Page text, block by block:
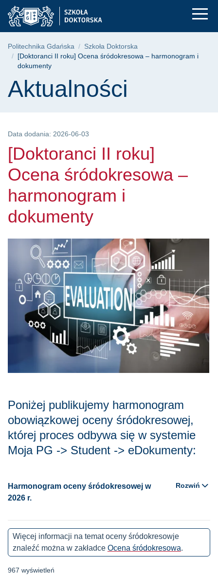
Przejdź
do
menu
Przejdź
do
wyszukiwarki
Przejdź
do
treści
[Doktoranci II roku]
Ścieżka nawigacyjna
Politechnika Gdańska
Szkoła Doktorska
[Doktoranci II roku] Ocena śródokresowa – harmonogram i
dokumenty
Treść strony
Aktualności
Data dodania: 2026-06-03
[Doktoranci II roku]
Ocena śródokresowa –
harmonogram i
dokumenty
Poniżej publikujemy harmonogram
obowiązkowej oceny śródokresowej,
której proces odbywa się w systemie
Moja PG -> Student -> eDokumenty:
Harmonogram oceny śródokresowej w
2026 r.
Rozwiń
Więcej informacji na temat oceny śródokresowje
znaleźć można w zakładce Ocena śródokresowa.
967 wyświetleń